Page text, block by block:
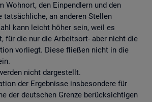
Wohnort, den Einpendlern und den
tatsächliche, an anderen Stellen
kann leicht höher sein, weil es
für die nur die Arbeitsort- aber nicht die
vorliegt. Diese fließen nicht in die
nicht dargestellt.
der Ergebnisse insbesondere für
der deutschen Grenze berücksichtigen